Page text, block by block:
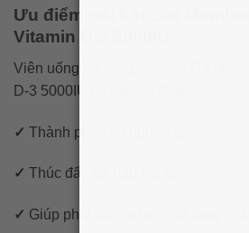
Ưu điểm nổi bật của
Vitamin D-3 5000IU
Viên uống bổ sung Vitamin D3
D-3 5000IU có các ưu điểm:
✓ Thành phần có nguồn gốc tự nhiên.
✓ Thúc đẩy sự hấp thụ canxi.
✓ Giúp phát triển xương và răng